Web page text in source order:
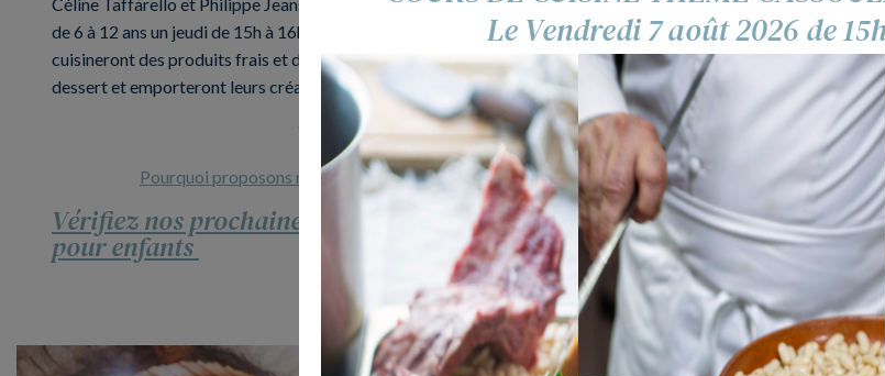
de 6 à 12 ans un jeudi de 15h à 16h30 durant les vacances scolaires. Les « Ptits Chefs »
cuisineront des produits frais et de saison. Ils fabriqueront une entrée, un plat et un
dessert et emporteront leurs créations chez eux.
Tarif par enfant: 25 €
Pourquoi proposons nous des cours de cuisine pour les enfants ?
Vérifiez nos prochaines dates pour les cours de cuisine
pour enfants
Le Vendredi 7 août 2026 de